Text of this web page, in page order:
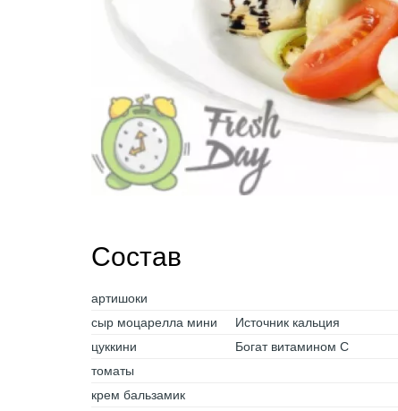
Состав
артишоки
сыр моцарелла мини
Источник кальция
цуккини
Богат витамином С
томаты
крем бальзамик